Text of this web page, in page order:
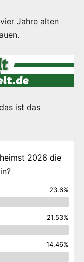
Jahre alten
ist das
2026 die
23.6%
21.53%
14.46%